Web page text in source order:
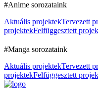
#Anime sorozataink
Aktuális projektekTervezett
projektekFelfüggesztett
#Manga sorozataink
Aktuális projektekTervezett
projektekFelfüggesztett